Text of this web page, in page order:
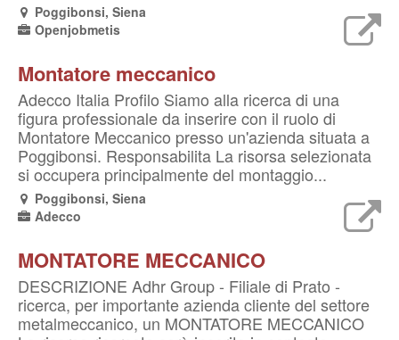
Poggibonsi, Siena
Openjobmetis
Montatore meccanico
Adecco Italia Profilo Siamo alla ricerca di una
figura professionale da inserire con il ruolo di
Montatore Meccanico presso un'azienda situata a
Poggibonsi. Responsabilita La risorsa selezionata
si occupera principalmente del montaggio...
Poggibonsi, Siena
Adecco
MONTATORE MECCANICO
DESCRIZIONE Adhr Group - Filiale di Prato -
ricerca, per importante azienda cliente del settore
metalmeccanico, un MONTATORE MECCANICO